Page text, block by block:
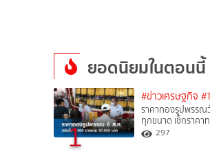
ยอดนิยมในตอนนี้
1
#ข่าวเศรษฐกิจ
ราคาทองรูปพรรณ
ทุกขนาด เช็กราคา
297